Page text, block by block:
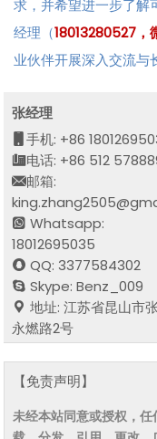
求，并希望进一步了解
经理（18013280527，
业伙伴开展深入交流与
张经理
手机: +86
电话: +86 512
邮箱:
Whatsapp:
18012695035
QQ: 3377584302
Skype: Benz_009
地址: 江苏省昆山市
永燃路2号
【免责声明】
未经本站同意或授权，